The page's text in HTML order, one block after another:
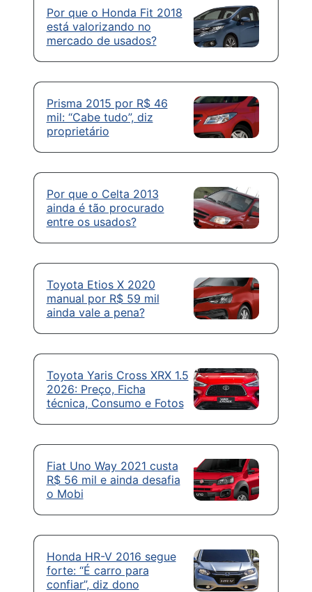
Por que o Honda Fit 2018
está valorizando no
mercado de usados?
Prisma 2015 por R$ 46
mil: “Cabe tudo”, diz
proprietário
Por que o Celta 2013
ainda é tão procurado
entre os usados?
Toyota Etios X 2020
manual por R$ 59 mil
ainda vale a pena?
Toyota Yaris Cross XRX 1.5
2026: Preço, Ficha
técnica, Consumo e Fotos
Fiat Uno Way 2021 custa
R$ 56 mil e ainda desafia
o Mobi
Honda HR-V 2016 segue
forte: “É carro para
confiar”, diz dono